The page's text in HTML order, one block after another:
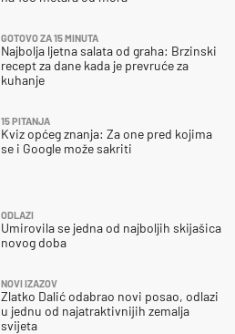
ODLAZI
Umirovila se jedna od najboljih skijašica
novog doba
NOVI IZAZOV
Zlatko Dalić odabrao novi posao, odlazi
u jednu od najatraktivnijih zemalja
svijeta
GOTOVO ZA 15 MINUTA
Najbolja ljetna salata od graha: Brzinski
recept za dane kada je prevruće za
kuhanje
15 PITANJA
Kviz općeg znanja: Za one pred kojima
se i Google može sakriti